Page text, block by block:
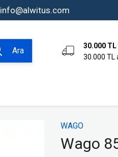
info@alwitus.com
Ara
30.000
30.000 TL
Bağlantı Tekniği Ürünleri
Kumanda Kutuları
WAGO
Wago